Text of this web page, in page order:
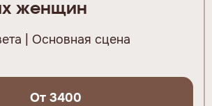
женщин
| Основная сцена
От 3400